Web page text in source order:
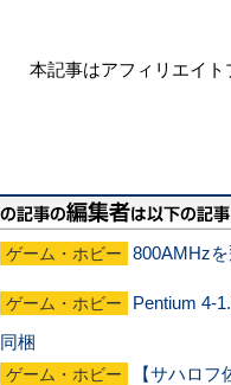
本記事はアフィリエイ
ゲーム・ホビー 800AMHz
ゲーム・ホビー
Pentium 4-
同梱
ゲーム・ホビー 【サハロ